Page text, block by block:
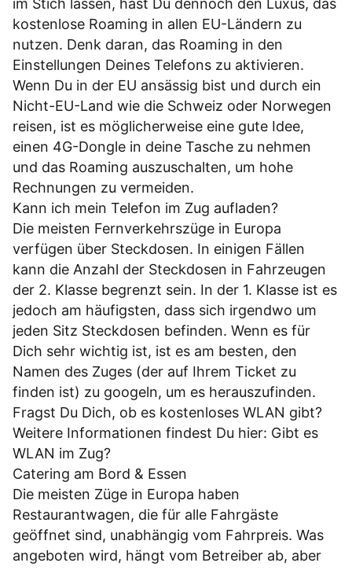
im Stich lassen, hast Du dennoch den Luxus, das
kostenlose Roaming in allen EU-Ländern zu
nutzen. Denk daran, das Roaming in den
Einstellungen Deines Telefons zu aktivieren.
Wenn Du in der EU ansässig bist und durch ein
Nicht-EU-Land wie die Schweiz oder Norwegen
reisen, ist es möglicherweise eine gute Idee,
einen 4G-Dongle in deine Tasche zu nehmen
und das Roaming auszuschalten, um hohe
Rechnungen zu vermeiden.
Kann ich mein Telefon im Zug aufladen?
Die meisten Fernverkehrszüge in Europa
verfügen über Steckdosen. In einigen Fällen
kann die Anzahl der Steckdosen in Fahrzeugen
der 2. Klasse begrenzt sein. In der 1. Klasse ist es
jedoch am häufigsten, dass sich irgendwo um
jeden Sitz Steckdosen befinden. Wenn es für
Dich sehr wichtig ist, ist es am besten, den
Namen des Zuges (der auf Ihrem Ticket zu
finden ist) zu googeln, um es herauszufinden.
Fragst Du Dich, ob es kostenloses WLAN gibt?
Weitere Informationen findest Du hier: Gibt es
WLAN im Zug?
Catering am Bord & Essen
Die meisten Züge in Europa haben
Restaurantwagen, die für alle Fahrgäste
geöffnet sind, unabhängig vom Fahrpreis. Was
angeboten wird, hängt vom Betreiber ab, aber